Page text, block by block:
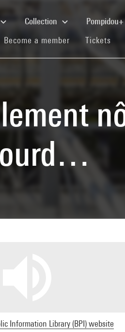
Collection Pompidou+
Become a member (current)
Tickets
Information Library (BPI) website